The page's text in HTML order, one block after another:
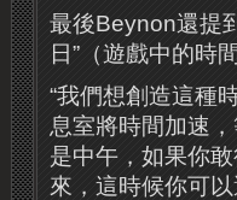
最後Beynon還提
日”（遊戲中的時
“我們想創造這種
息室將時間加速
是中午，如果你
來，這時候你可